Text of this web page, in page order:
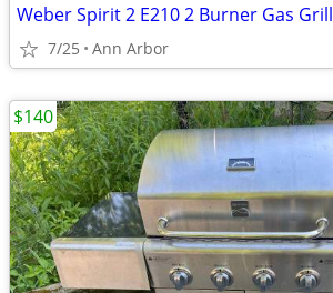
Weber Spirit 2 E210 2 Burner Gas Grill
7/25 Ann Arbor
$140